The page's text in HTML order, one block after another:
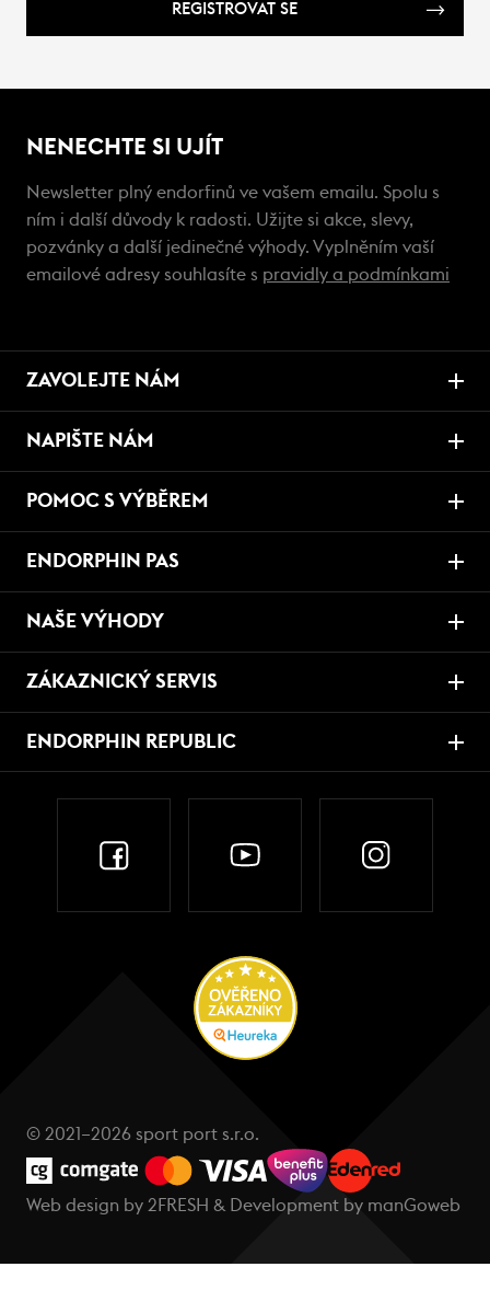
REGISTROVAT SE
NENECHTE SI UJÍT
Newsletter plný endorfinů ve vašem emailu. Spolu s
ním i další důvody k radosti. Užijte si akce, slevy,
pozvánky a další jedinečné výhody. Vyplněním vaší
emailové adresy souhlasíte s pravidly a podmínkami
ZAVOLEJTE NÁM
NAPIŠTE NÁM
POMOC S VÝBĚREM
ENDORPHIN PAS
NAŠE VÝHODY
ZÁKAZNICKÝ SERVIS
ENDORPHIN REPUBLIC
© 2021–2026 sport port s.r.o.
Web design by 2FRESH & Development by manGoweb